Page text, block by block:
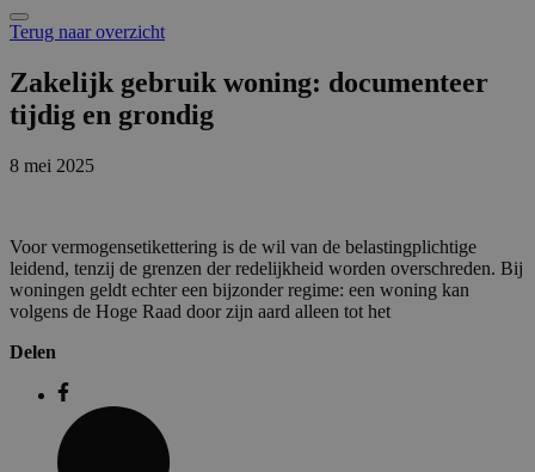
Terug naar overzicht
Zakelijk gebruik woning: documenteer
tijdig en grondig
8 mei 2025
Voor vermogensetikettering is de wil van de belastingplichtige
leidend, tenzij de grenzen der redelijkheid worden overschreden. Bij
woningen geldt echter een bijzonder regime: een woning kan
volgens de Hoge Raad door zijn aard alleen tot het
Delen